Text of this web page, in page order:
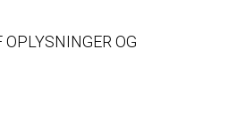
OPLYSNINGER OG